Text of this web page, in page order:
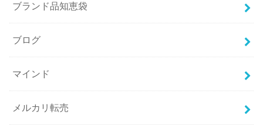
ブランド品知恵袋
ブログ
マインド
メルカリ転売